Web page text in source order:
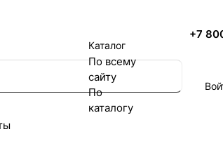
+7
Каталог
По всему
сайту
По
каталогу